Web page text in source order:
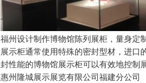
福州设计制作博物馆陈列展柜，量身定
展示柜通常使用特殊的密封型材，进口
封性能的博物馆展示柜可以有效地控制
惠州隆城展示展览有限公司福建分公司